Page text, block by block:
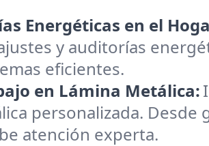
Energéticas en el
y auditorías
eficientes.
en Lámina Metálica:
personalizada.
atención experta.